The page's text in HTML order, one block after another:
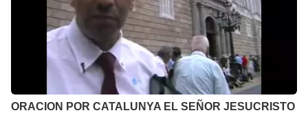
ORACION POR CATALUNYA EL SEÑOR JESUCRISTO